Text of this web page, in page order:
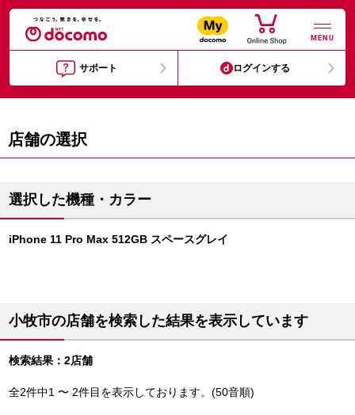
MENU
サポート ログインする
店舗の選択
選択した機種・カラー
iPhone 11 Pro Max 512GB スペースグレイ
小牧市の店舗を検索した結果を表示しています
検索結果：2店舗
全2件中1 〜 2件目を表示しております。(50音順)